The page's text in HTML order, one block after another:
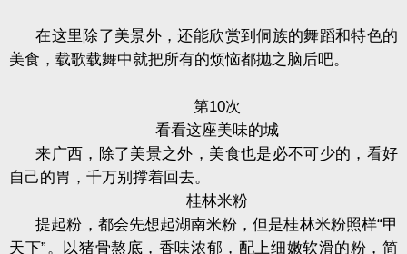
在这里除了美景外，还能欣赏到侗族的舞蹈和特色的
美食，载歌载舞中就把所有的烦恼都抛之脑后吧。
第10次
看看这座美味的城
来广西，除了美景之外，美食也是必不可少的，看好
自己的胃，千万别撑着回去。
桂林米粉
提起粉，都会先想起湖南米粉，但是桂林米粉照样“甲
天下”。以猪骨熬底，香味浓郁，配上细嫩软滑的粉，简